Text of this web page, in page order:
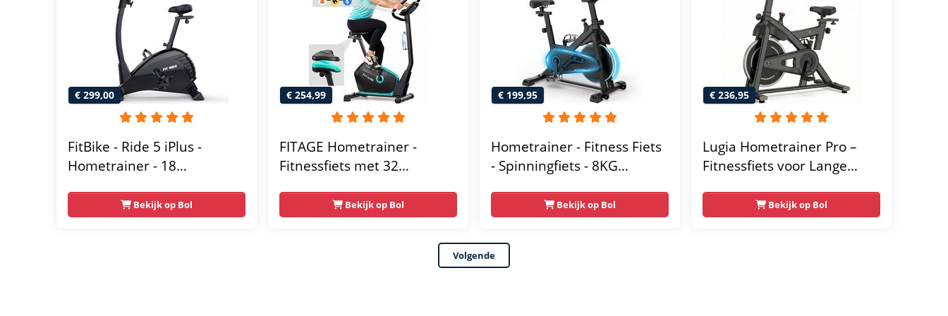
gebruikersgewicht 110 kg -
Zwart en Blauw
€ 299,00
FitBike - Ride 5 iPlus -
Hometrainer - 18
Hartslagsensoren
Bekijk op Bol
€ 254,99
FITAGE Hometrainer -
Fitnessfiets met 32
Tablethouder voor
Bluetooth Kinomap & Zwift
Bekijk op Bol
€ 199,95
Hometrainer - Fitness Fiets
- Spinningfiets - 8KG
Incl App - Extreem stil
Bekijk op Bol
€ 236,95
Lugia Hometrainer Pro –
Fitnessfiets voor Lange
Vering & Demping – Extra
Soepel & Stil – Verstelbaar
Bekijk op Bol
Volgende